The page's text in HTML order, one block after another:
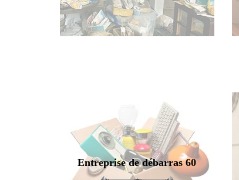
Entreprise de débarras 60